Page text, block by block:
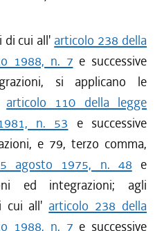
di cui all' articolo 238 della
1988, n. 7 e successive
si applicano le
articolo 110 della legge
n. 53 e successive
e 79, terzo comma,
agosto 1975, n. 48 e
ed integrazioni; agli
cui all' articolo 238 della
1988, n. 7 e successive